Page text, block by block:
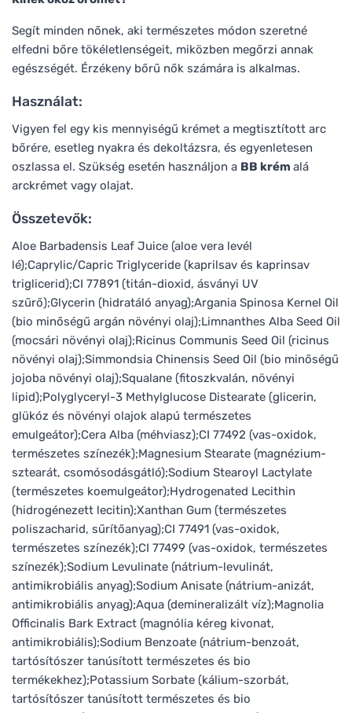
Segít minden nőnek, aki természetes módon szeretné
elfedni bőre tökéletlenségeit, miközben megőrzi annak
egészségét. Érzékeny bőrű nők számára is alkalmas.
Használat:
Vigyen fel egy kis mennyiségű krémet a megtisztított arc
bőrére, esetleg nyakra és dekoltázsra, és egyenletesen
oszlassa el. Szükség esetén használjon a BB krém alá
arckrémet vagy olajat.
Összetevők:
Aloe Barbadensis Leaf Juice (aloe vera levél
lé);Caprylic/Capric Triglyceride (kaprilsav és kaprinsav
triglicerid);CI 77891 (titán-dioxid, ásványi UV
szűrő);Glycerin (hidratáló anyag);Argania Spinosa Kernel Oil
(bio minőségű argán növényi olaj);Limnanthes Alba Seed Oil
(mocsári növényi olaj);Ricinus Communis Seed Oil (ricinus
növényi olaj);Simmondsia Chinensis Seed Oil (bio minőségű
jojoba növényi olaj);Squalane (fitoszkvalán, növényi
lipid);Polyglyceryl-3 Methylglucose Distearate (glicerin,
glükóz és növényi olajok alapú természetes
emulgeátor);Cera Alba (méhviasz);CI 77492 (vas-oxidok,
természetes színezék);Magnesium Stearate (magnézium-
sztearát, csomósodásgátló);Sodium Stearoyl Lactylate
(természetes koemulgeátor);Hydrogenated Lecithin
(hidrogénezett lecitin);Xanthan Gum (természetes
poliszacharid, sűrítőanyag);CI 77491 (vas-oxidok,
természetes színezék);CI 77499 (vas-oxidok, természetes
színezék);Sodium Levulinate (nátrium-levulinát,
antimikrobiális anyag);Sodium Anisate (nátrium-anizát,
antimikrobiális anyag);Aqua (demineralizált víz);Magnolia
Officinalis Bark Extract (magnólia kéreg kivonat,
antimikrobiális);Sodium Benzoate (nátrium-benzoát,
tartósítószer tanúsított természetes és bio
termékekhez);Potassium Sorbate (kálium-szorbát,
tartósítószer tanúsított természetes és bio